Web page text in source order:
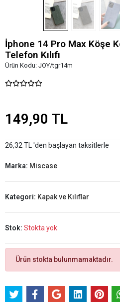
İphone 14 Pro Max Köşe
Telefon Kılıfı
Ürün Kodu: JOY/tgr14m
149,90 TL
26,32 TL 'den başlayan taksitlerle
Marka: Miscase
Kategori: Kapak ve Kılıflar
Stok: Stokta yok
Ürün stokta bulunmamaktadır.